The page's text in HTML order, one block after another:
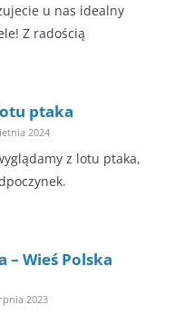
u nas idealny
Z radością
ptaka
2024
z lotu ptaka,
Wieś Polska
2023